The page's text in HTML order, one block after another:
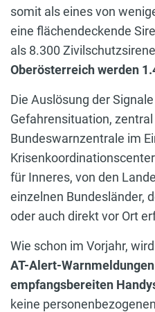
somit als eines von
eine flächendeckende
als 8.300
Oberösterreich werden
Die Auslösung der
Gefahrensituation,
Bundeswarnzentrale im
für Inneres, von den
einzelnen Bundesländer,
oder auch direkt vor Ort
Wie schon im Vorjahr,
AT-Alert-
empfangsbereiten
keine